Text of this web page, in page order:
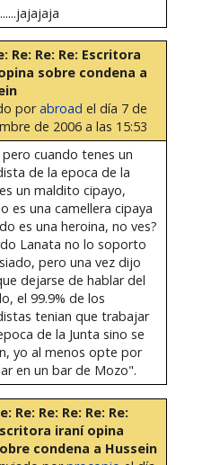
Re: Re: Re: Escritora
sobre condena a
porabroad el día 7 de
de 2006 a las 15:53
pero cuando tenes un
de la epoca de la
un maldito cipayo,
es una camellera cipaya
es una heroina, no ves?
Lanata no lo soporto
pero una vez dijo
dejarse de hablar del
el 99.9% de los
tenian que trabajar
de la Junta sino se
yo al menos opte por
en un bar de Mozo".
Re: Re: Re: Re: Re:
iraní opina
condena a Hussein